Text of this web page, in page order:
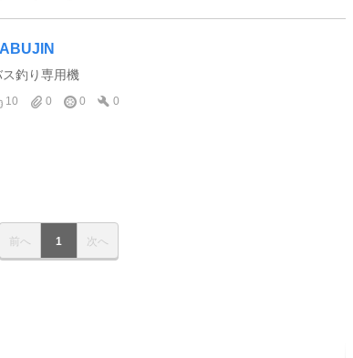
ス釣り専用機
10 0 0 0
前へ 1 次へ